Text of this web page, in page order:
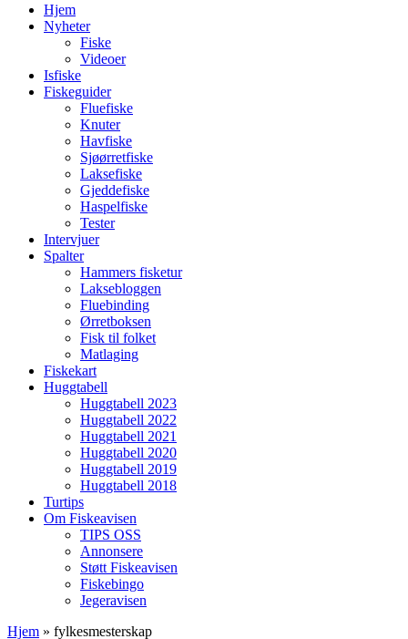
Hjem
Nyheter
Fiske
Videoer
Isfiske
Fiskeguider
Fluefiske
Knuter
Havfiske
Sjøørretfiske
Laksefiske
Gjeddefiske
Haspelfiske
Tester
Intervjuer
Spalter
Hammers fisketur
Laksebloggen
Fluebinding
Ørretboksen
Fisk til folket
Matlaging
Fiskekart
Huggtabell
Huggtabell 2023
Huggtabell 2022
Huggtabell 2021
Huggtabell 2020
Huggtabell 2019
Huggtabell 2018
Turtips
Om Fiskeavisen
TIPS OSS
Annonsere
Støtt Fiskeavisen
Fiskebingo
Jegeravisen
Hjem » fylkesmesterskap